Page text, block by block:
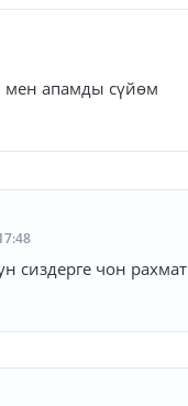
апамды сүйөм
сиздерге чон рахмат